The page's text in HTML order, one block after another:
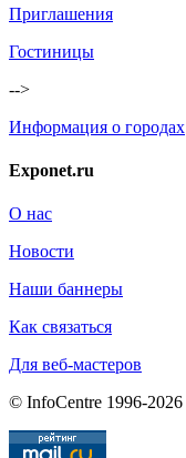
Приглашения
Гостиницы
-->
Информация о городах
Exponet.ru
О нас
Новости
Наши баннеры
Как связаться
Для веб-мастеров
© InfoCentre 1996-2026